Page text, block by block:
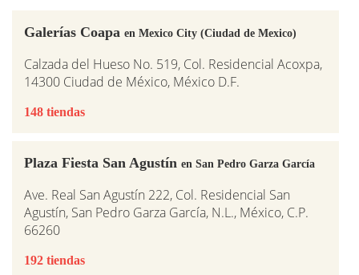
Galerías Coapa en Mexico City (Ciudad de Mexico)
Calzada del Hueso No. 519, Col. Residencial Acoxpa,
14300 Ciudad de México, México D.F.
148 tiendas
Plaza Fiesta San Agustín en San Pedro Garza García
Ave. Real San Agustín 222, Col. Residencial San
Agustín, San Pedro Garza García, N.L., México, C.P.
66260
192 tiendas